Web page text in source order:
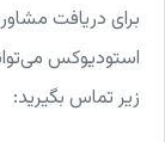
برای دریافت
استودیوکس
زیر تماس بگیرید: